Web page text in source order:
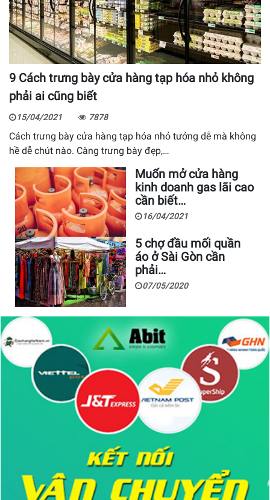
9 Cách trưng bày cửa hàng tạp hóa nhỏ không
phải ai cũng biết
15/04/2021 7878
Cách trưng bày cửa hàng tạp hóa nhỏ tưởng dễ mà không
hề dễ chút nào. Càng trưng bày đẹp,…
Muốn mở cửa hàng
kinh doanh gas lãi cao
cần biết…
16/04/2021
5 chợ đầu mối quần
áo ở Sài Gòn cần
phải…
07/05/2020